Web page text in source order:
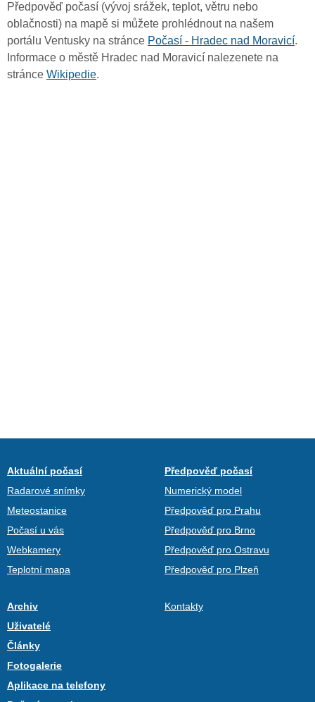
Předpověď počasí (vývoj srážek, teplot, větru nebo
oblačnosti) na mapě si můžete prohlédnout na našem
portálu Ventusky na stránce Počasí - Hradec nad Moravicí.
Informace o městě Hradec nad Moravicí nalezenete na
stránce Wikipedie.
Aktuální počasí
Radarové snímky
Meteostanice
Počasí u vás
Webkamery
Teplotní mapa
Předpověď počasí
Numerický model
Předpověď pro Prahu
Předpověď pro Brno
Předpověď pro Ostravu
Předpověď pro Plzeň
Archiv
Uživatelé
Články
Fotogalerie
Aplikace na telefony
Kontakty